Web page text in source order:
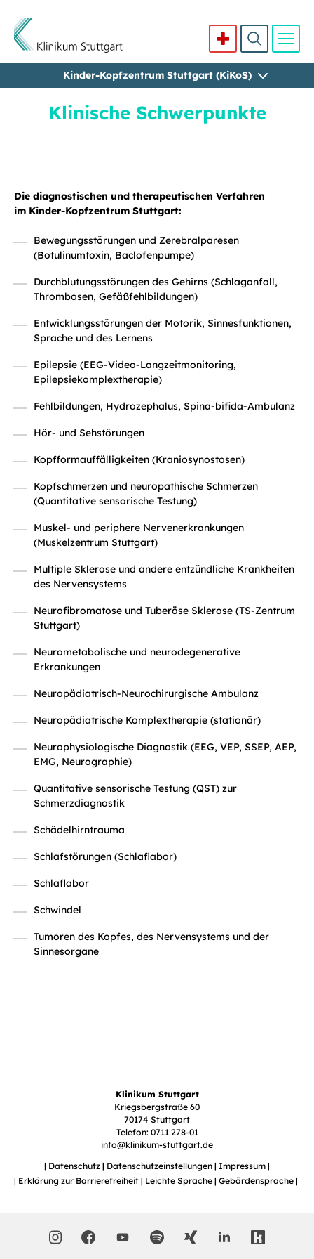
Direkt zum InhaltKinder-Kopfzentrum Stuttgart (KiKoS)
Klinische Schwerpunkte
Die diagnostischen und therapeutischen Verfahren
im Kinder-Kopfzentrum Stuttgart:
Bewegungsstörungen und Zerebralparesen
(Botulinumtoxin, Baclofenpumpe)
Durchblutungsstörungen des Gehirns (Schlaganfall,
Thrombosen, Gefäßfehlbildungen)
Entwicklungsstörungen der Motorik, Sinnesfunktionen,
Sprache und des Lernens
Epilepsie (EEG-Video-Langzeitmonitoring,
Epilepsiekomplextherapie)
Fehlbildungen, Hydrozephalus, Spina-bifida-Ambulanz
Hör- und Sehstörungen
Kopfformauffälligkeiten (Kraniosynostosen)
Kopfschmerzen und neuropathische Schmerzen
(Quantitative sensorische Testung)
Muskel- und periphere Nervenerkrankungen
(Muskelzentrum Stuttgart)
Multiple Sklerose und andere entzündliche Krankheiten
des Nervensystems
Neurofibromatose und Tuberöse Sklerose (TS-Zentrum
Stuttgart)
Neurometabolische und neurodegenerative
Erkrankungen
Neuropädiatrisch-Neurochirurgische Ambulanz
Neuropädiatrische Komplextherapie (stationär)
Neurophysiologische Diagnostik (EEG, VEP, SSEP, AEP,
EMG, Neurographie)
Quantitative sensorische Testung (QST) zur
Schmerzdiagnostik
Schädelhirntrauma
Schlafstörungen (Schlaflabor)
Schlaflabor
Schwindel
Tumoren des Kopfes, des Nervensystems und der
Sinnesorgane
Klinikum Stuttgart
Kriegsbergstraße 60
70174 Stuttgart
Telefon: 0711 278-01
info@klinikum-stuttgart.de
Datenschutz
Datenschutzeinstellungen Impressum
Erklärung zur Barrierefreiheit
Leichte Sprache Gebärdensprache